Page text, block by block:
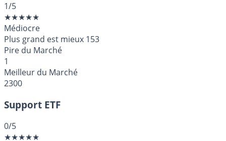
1/5
★★★★★
Médiocre
Plus grand est mieux 153
Pire du Marché
1
Meilleur du Marché
2300
Support ETF
0/5
★★★★★